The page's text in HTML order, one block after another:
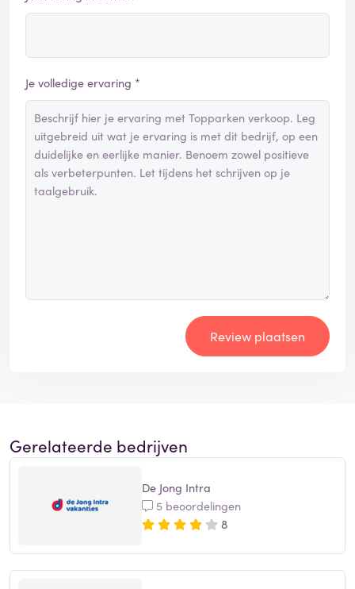
Je volledige ervaring *
Review plaatsen
Gerelateerde bedrijven
De Jong Intra
5 beoordelingen
8